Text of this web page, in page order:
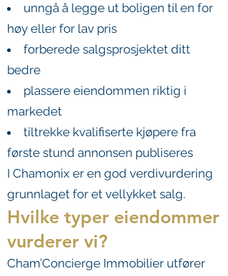
unngå å legge ut boligen til en for
høy eller for lav pris
forberede salgsprosjektet ditt
bedre
plassere eiendommen riktig i
markedet
tiltrekke kvalifiserte kjøpere fra
første stund annonsen publiseres
I Chamonix er en god verdivurdering
grunnlaget for et vellykket salg.
Hvilke typer eiendommer
vurderer vi?
Cham’Concierge Immobilier utfører